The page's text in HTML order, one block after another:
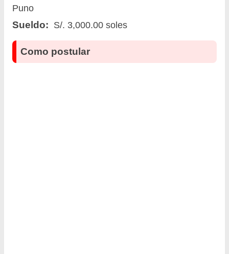
Puno
Sueldo: S/. 3,000.00 soles
Como postular